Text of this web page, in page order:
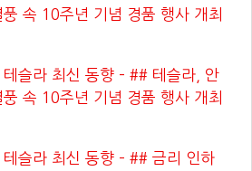
속 10주년 기념 경품 행사 개최
슬라 최신 동향 – ## 테슬라, 안
속 10주년 기념 경품 행사 개최
슬라 최신 동향 – ## 금리 인하